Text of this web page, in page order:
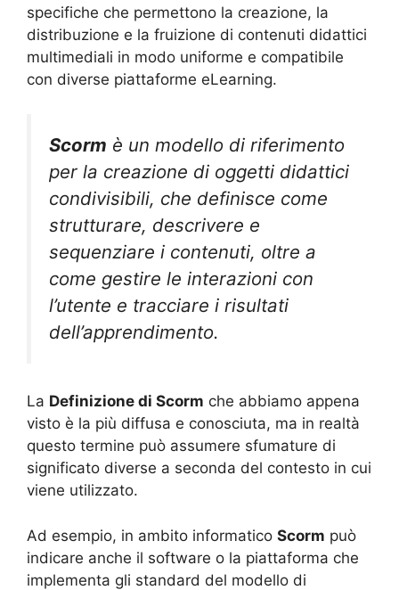
specifiche che permettono la creazione, la
distribuzione e la fruizione di contenuti didattici
multimediali in modo uniforme e compatibile
con diverse piattaforme eLearning.
Scorm è un modello di riferimento
per la creazione di oggetti didattici
condivisibili, che definisce come
strutturare, descrivere e
sequenziare i contenuti, oltre a
come gestire le interazioni con
l’utente e tracciare i risultati
dell’apprendimento.
La Definizione di Scorm che abbiamo appena
visto è la più diffusa e conosciuta, ma in realtà
questo termine può assumere sfumature di
significato diverse a seconda del contesto in cui
viene utilizzato.
Ad esempio, in ambito informatico Scorm può
indicare anche il software o la piattaforma che
implementa gli standard del modello di